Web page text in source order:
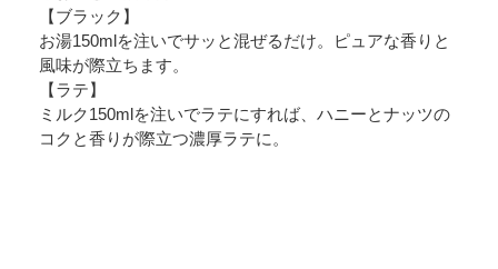
【ブラック】
お湯150mlを注いでサッと混ぜるだけ。ピュアな香りと
風味が際立ちます。
【ラテ】
ミルク150mlを注いでラテにすれば、ハニーとナッツの
コクと香りが際立つ濃厚ラテに。